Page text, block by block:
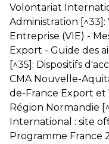
Volontariat
Administration [^33]:
Entreprise (VIE) -
Export - Guide des
[^35]: Dispositifs
CMA Nouvelle-
de-France Export et
Région Normandie
International : site
Programme France